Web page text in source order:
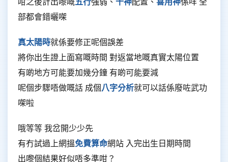
部都會錯曬㗎
真太陽時就係要修正呢個誤差
將你出生證上面寫嘅時間 對返當地嘅真實太陽位置
有啲地方可能要加幾分鐘 有啲可能要減
呢個步驟唔做嘅話 成個八字分析就可以話係廢咗武功
㗎啦
哦等等 我岔開少少先
有冇試過上網搵免費算命網站 入完出生日期時間
出嚟個結果好似唔多準咁？